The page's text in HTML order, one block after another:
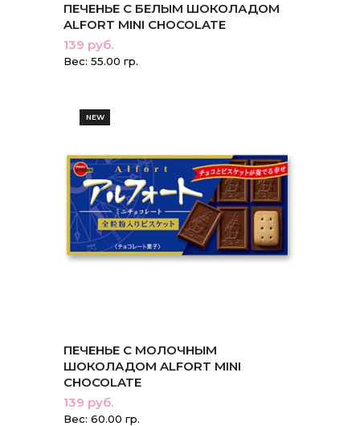
ПЕЧЕНЬЕ С БЕЛЫМ ШОКОЛАДОМ
ALFORT MINI CHOCOLATE
139 руб.
Вес: 55.00 гр.
NEW
ПЕЧЕНЬЕ С МОЛОЧНЫМ
ШОКОЛАДОМ ALFORT MINI
CHOCOLATE
139 руб.
Вес: 60.00 гр.